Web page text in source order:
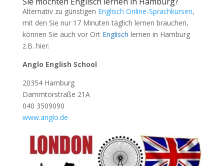
Alternativ zu günstigen Englisch Online-Sprachkursen,
mit den Sie nur 17 Minuten täglich lernen brauchen,
können Sie auch vor Ort Englisch lernen in Hamburg
z.B. hier:
Anglo English School
20354 Hamburg
Dammtorstraße 21A
040 3509090
www.anglo.de